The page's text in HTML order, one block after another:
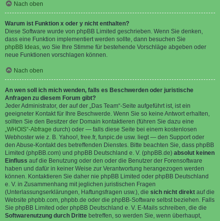
Nach oben
Warum ist Funktion x oder y nicht enthalten?
Diese Software wurde von phpBB Limited geschrieben. Wenn Sie denken,
dass eine Funktion implementiert werden sollte, dann besuchen Sie
phpBB Ideas, wo Sie Ihre Stimme für bestehende Vorschläge abgeben oder
neue Funktionen vorschlagen können.
Nach oben
An wen soll ich mich wenden, falls es Beschwerden oder juristische
Anfragen zu diesem Forum gibt?
Jeder Administrator, der auf der „Das Team“-Seite aufgeführt ist, ist ein
geeigneter Kontakt für Ihre Beschwerde. Wenn Sie so keine Antwort erhalten,
sollten Sie den Besitzer der Domain kontaktieren (führen Sie dazu eine
„WHOIS“-Abfrage durch) oder — falls diese Seite bei einem kostenlosen
Webhoster wie z. B. Yahoo!, free.fr, funpic.de usw. liegt — den Support oder
den Abuse-Kontakt des betreffenden Dienstes. Bitte beachten Sie, dass phpBB
Limited (phpBB.com) und phpBB Deutschland e. V. (phpBB.de) absolut keinen
Einfluss auf die Benutzung oder den oder die Benutzer der Forensoftware
haben und dafür in keiner Weise zur Verantwortung herangezogen werden
können. Kontaktieren Sie daher nie phpBB Limited oder phpBB Deutschland
e. V. in Zusammenhang mit jeglichen juristischen Fragen
(Unterlassungserklärungen, Haftungsfragen usw.), die sich nicht direkt auf die
Website phpbb.com, phpbb.de oder die phpBB-Software selbst beziehen. Falls
Sie phpBB Limited oder phpBB Deutschland e. V. E-Mails schreiben, die die
Softwarenutzung durch Dritte betreffen, so werden Sie, wenn überhaupt,